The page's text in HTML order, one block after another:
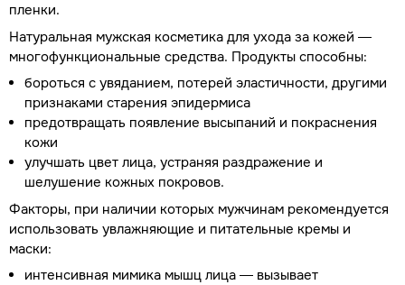
пленки.
Натуральная мужская косметика для ухода за кожей —
многофункциональные средства. Продукты способны:
бороться с увяданием, потерей эластичности, другими
признаками старения эпидермиса
предотвращать появление высыпаний и покраснения
кожи
улучшать цвет лица, устраняя раздражение и
шелушение кожных покровов.
Факторы, при наличии которых мужчинам рекомендуется
использовать увлажняющие и питательные кремы и
маски:
интенсивная мимика мышц лица — вызывает